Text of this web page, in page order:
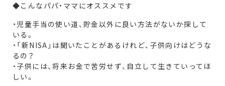
◆こんなパパ・ママにオススメです
・児童手当の使い道、貯金以外に良い方法がないか探して
いる。
・「新NISA」は聞いたことがあるけれど、子供向けはどうな
るの？
・子供には、将来お金で苦労せず、自立して生きていってほ
しい。